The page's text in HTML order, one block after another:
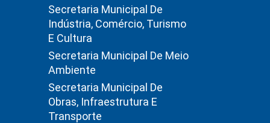
Secretaria Municipal De
Indústria, Comércio, Turismo
E Cultura
Secretaria Municipal De Meio
Ambiente
Secretaria Municipal De
Obras, Infraestrutura E
Transporte